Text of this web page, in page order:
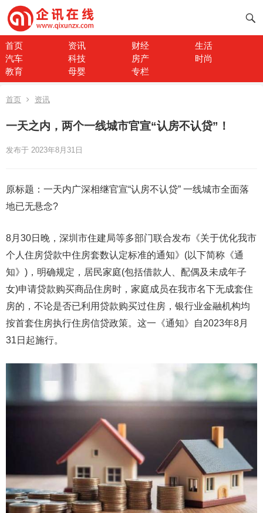
首页 资讯 财经
生活
汽车
科技 房产
时尚
教育
母婴 专栏
首页 资讯
一天之内，两个一线城市官宣“认房不认贷”！
发布于 2023年8月31日
原标题：一天内广深相继官宣“认房不认贷” 一线城市全面落
地已无悬念?
8月30日晚，深圳市住建局等多部门联合发布《关于优化我市
个人住房贷款中住房套数认定标准的通知》(以下简称《通
知》)，明确规定，居民家庭(包括借款人、配偶及未成年子
女)申请贷款购买商品住房时，家庭成员在我市名下无成套住
房的，不论是否已利用贷款购买过住房，银行业金融机构均
按首套住房执行住房信贷政策。这一《通知》自2023年8月
31日起施行。